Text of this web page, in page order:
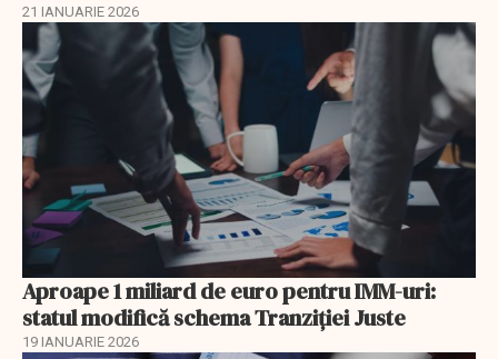
21 IANUARIE 2026
Aproape 1 miliard de euro pentru IMM-uri:
statul modifică schema Tranziției Juste
19 IANUARIE 2026